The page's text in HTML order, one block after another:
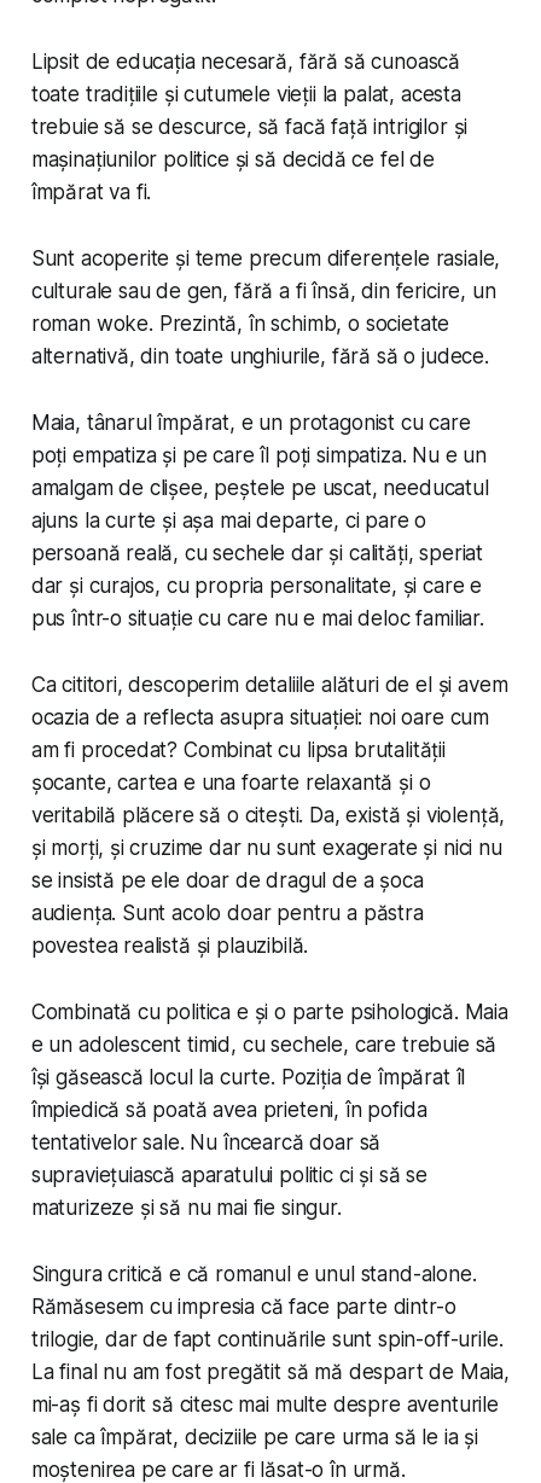
Lipsit de educația necesară, fără să cunoască
toate tradițiile și cutumele vieții la palat, acesta
trebuie să se descurce, să facă față intrigilor și
mașinațiunilor politice și să decidă ce fel de
împărat va fi.
Sunt acoperite și teme precum diferențele rasiale,
culturale sau de gen, fără a fi însă, din fericire, un
roman woke. Prezintă, în schimb, o societate
alternativă, din toate unghiurile, fără să o judece.
Maia, tânarul împărat, e un protagonist cu care
poți empatiza și pe care îl poți simpatiza. Nu e un
amalgam de clișee, peștele pe uscat, needucatul
ajuns la curte și așa mai departe, ci pare o
persoană reală, cu sechele dar și calități, speriat
dar și curajos, cu propria personalitate, și care e
pus într-o situație cu care nu e mai deloc familiar.
Ca cititori, descoperim detaliile alături de el și avem
ocazia de a reflecta asupra situației: noi oare cum
am fi procedat? Combinat cu lipsa brutalității
șocante, cartea e una foarte relaxantă și o
veritabilă plăcere să o citești. Da, există și violență,
și morți, și cruzime dar nu sunt exagerate și nici nu
se insistă pe ele doar de dragul de a șoca
audiența. Sunt acolo doar pentru a păstra
povestea realistă și plauzibilă.
Combinată cu politica e și o parte psihologică. Maia
e un adolescent timid, cu sechele, care trebuie să
își găsească locul la curte. Poziția de împărat îl
împiedică să poată avea prieteni, în pofida
tentativelor sale. Nu încearcă doar să
supraviețuiască aparatului politic ci și să se
maturizeze și să nu mai fie singur.
Singura critică e că romanul e unul stand-alone.
Rămăsesem cu impresia că face parte dintr-o
trilogie, dar de fapt continuările sunt spin-off-urile.
La final nu am fost pregătit să mă despart de Maia,
mi-aș fi dorit să citesc mai multe despre aventurile
sale ca împărat, deciziile pe care urma să le ia și
moștenirea pe care ar fi lăsat-o în urmă.